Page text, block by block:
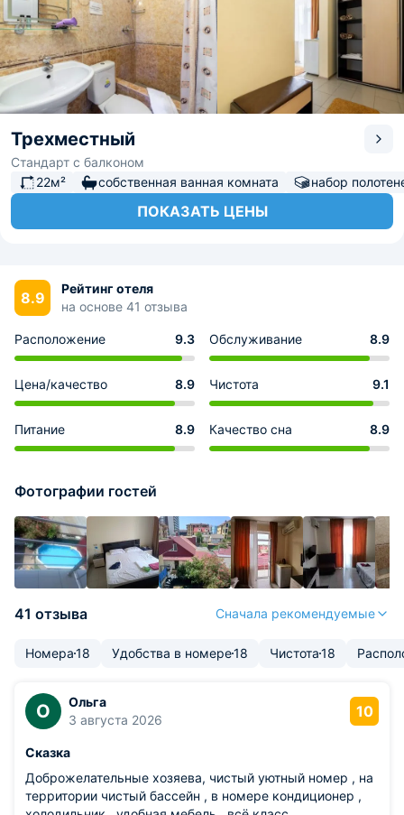
Трехместный
Стандарт с балконом
22м²
собственная ванная комната набор
ПОКАЗАТЬ ЦЕНЫ
8.9
Рейтинг отеля
на основе 41 отзыва
Расположение 9.3 Обслуживание 8.9
Цена/качество 8.9 Чистота 9.1
Питание 8.9 Качество сна 8.9
Фотографии гостей
41 отзыва Сначала рекомендуемые
Номера18 Удобства в номере18 Чистота18
О
Ольга
3 августа 2026
10
Сказка
Доброжелательные хозяева, чистый уютный номер , на
территории чистый бассейн , в номере кондиционер ,